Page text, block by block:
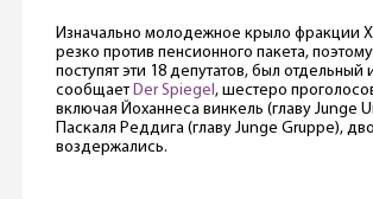
Изначально молодежное крыло фракции
резко против пенсионного пакета,
поступят эти 18 депутатов, был отдельный
сообщает Der Spiegel , шестеро
включая Йоханнеса винкель (главу Junge
Паскаля Реддига (главу Junge Gruppe),
воздержались.